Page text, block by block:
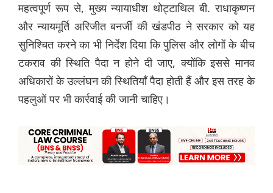
महत्वपूर्ण रूप से, मुख्य न्यायाधीश थोट्टाथिल बी. राधाकृष्णन
और न्यायमूर्ति अरिजीत बनर्जी की खंडपीठ ने सरकार को यह
सुनिश्चित करने का भी निर्देश दिया कि पुलिस और लोगों के बीच
टकराव की स्थिति पैदा न होने दी जाए, क्योंकि इससे मानव
अधिकारों के उल्लंघन की स्थितियाँ पैदा होती हैं और इस तरह के
पहलुओं पर भी कार्रवाई की जानी चाहिए।